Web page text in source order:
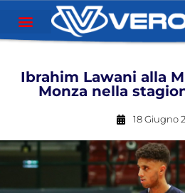
Ibrahim Lawani alla
Monza nella
18 Giugno